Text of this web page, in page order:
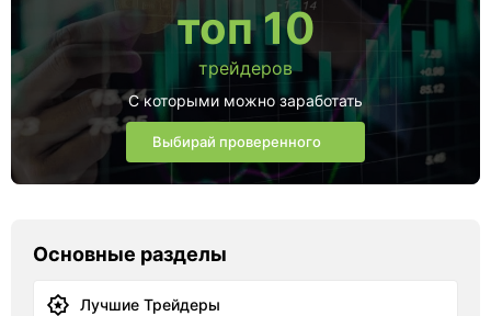
топ 10
трейдеров
С которыми можно заработать
Выбирай проверенного
Основные разделы
Лучшие Трейдеры